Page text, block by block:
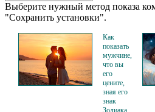
Выберите нужный метод показа
"Сохранить установки".
Как
показать
мужчине,
что вы
его
цените,
зная его
знак
Зодиака